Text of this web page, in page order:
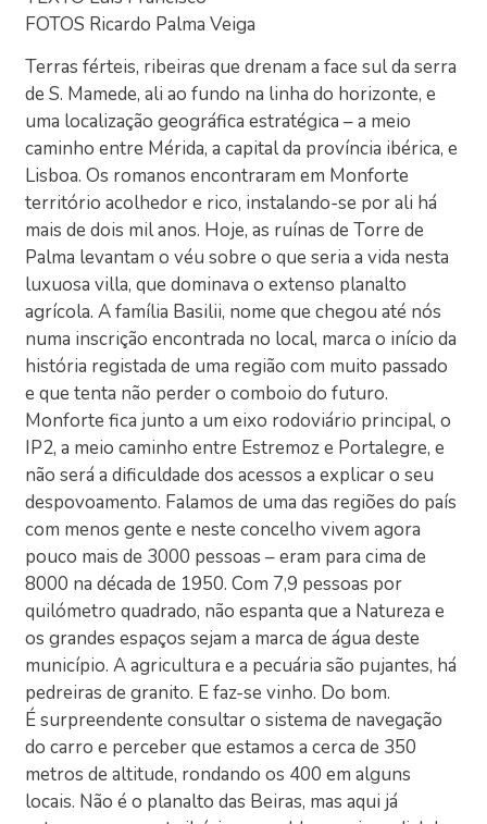
FOTOS Ricardo Palma Veiga
Terras férteis, ribeiras que drenam a face sul da serra
de S. Mamede, ali ao fundo na linha do horizonte, e
uma localização geográfica estratégica – a meio
caminho entre Mérida, a capital da província ibérica, e
Lisboa. Os romanos encontraram em Monforte
território acolhedor e rico, instalando-se por ali há
mais de dois mil anos. Hoje, as ruínas de Torre de
Palma levantam o véu sobre o que seria a vida nesta
luxuosa villa, que dominava o extenso planalto
agrícola. A família Basilii, nome que chegou até nós
numa inscrição encontrada no local, marca o início da
história registada de uma região com muito passado
e que tenta não perder o comboio do futuro.
Monforte fica junto a um eixo rodoviário principal, o
IP2, a meio caminho entre Estremoz e Portalegre, e
não será a dificuldade dos acessos a explicar o seu
despovoamento. Falamos de uma das regiões do país
com menos gente e neste concelho vivem agora
pouco mais de 3000 pessoas – eram para cima de
8000 na década de 1950. Com 7,9 pessoas por
quilómetro quadrado, não espanta que a Natureza e
os grandes espaços sejam a marca de água deste
município. A agricultura e a pecuária são pujantes, há
pedreiras de granito. E faz-se vinho. Do bom.
É surpreendente consultar o sistema de navegação
do carro e perceber que estamos a cerca de 350
metros de altitude, rondando os 400 em alguns
locais. Não é o planalto das Beiras, mas aqui já